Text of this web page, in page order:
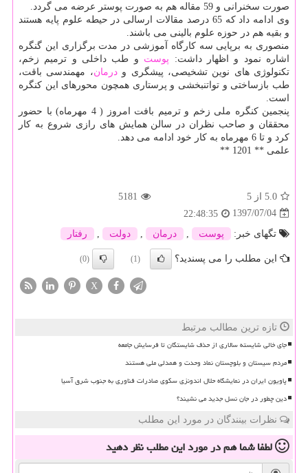
صورت سخنرانی و 59 مقاله هم به صورت پوستر عرضه می گردد.
وی ادامه داد كه 65 درصد مقالات ارسالی در حیطه علوم پایه هستند
و بقیه هم در حوزه علوم بالینی می باشند.
منصوری به برپایی سه كارگاه آموزشی در مدت برگزاری این گنگره
اشاره نمود و اظهار داشت: پوست و طب داخلی و ترمیم زخم،
تكنولوژی های نوین تشخیصی، پیشگری ودرمان، مهمندسی باقت،
طب بازساختی و تواتنبخشی و پرستاری همچون محورهای این كنگره
است.
پنجمین كنگره ملی زخم و ترمیم بافت امروز ( 4 مهرماه) با حضور
محققان و صاحب نظران در سالن همایش های رازی شروع به كار
كرد و تا 6 مهرماه به كار خود ادامه می دهد.
علمی ** 1201 **
5.0 از 5
5181
1397/07/04
22:48:35
تگهای خبر:
پوست درمان دولت رفتار
این مطلب را می پسندید؟ (1)
(0)
X
تازه ترین مطالب مرتبط
جای خالی شایسته سالاری از حذف شایستگان تا فرسایش جامعه
مردم سیستان و بلوچستان نماد وحدت و همدلی ملی هستند
پاویون ایران در نمایشگاه حلال اندونزی سکوی صادرات فناوری به جنوب شرق آسیا
دین چطور در جان نسل جدید می نشیند؟
نظرات بینندگان در مورد این مطلب
لطفا شما همدر مورد این مطلبنظر دهید